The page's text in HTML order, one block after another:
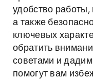
удобство работы,
а также
ключевых
обратить
советами и
помогут вам